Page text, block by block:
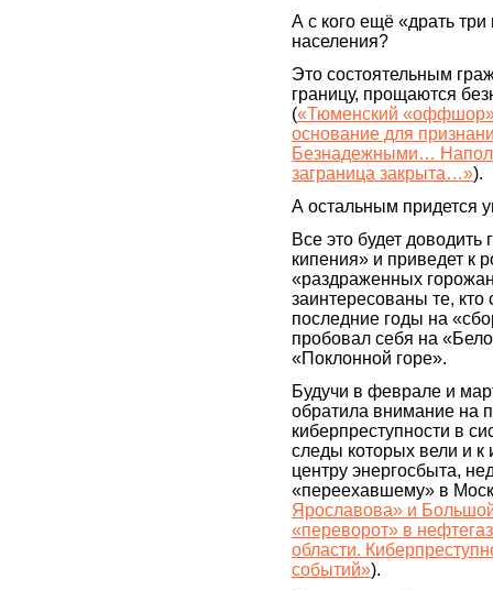
А с кого ещё «драть
населения?
Это состоятельным
границу, прощаются
(«Тюменский
основание для
Безнадежными…
заграница закрыта…»).
А остальным придется
Все это будет доводить
кипения» и приведет к
«раздраженных
заинтересованы те,
последние годы на
пробовал себя на
«Поклонной горе».
Будучи в феврале и
обратила внимание на
киберпреступности в
следы которых вели и
центру энергосбыта,
«переехавшему» в
Ярославова» и
«переворот» в
области.
событий»).